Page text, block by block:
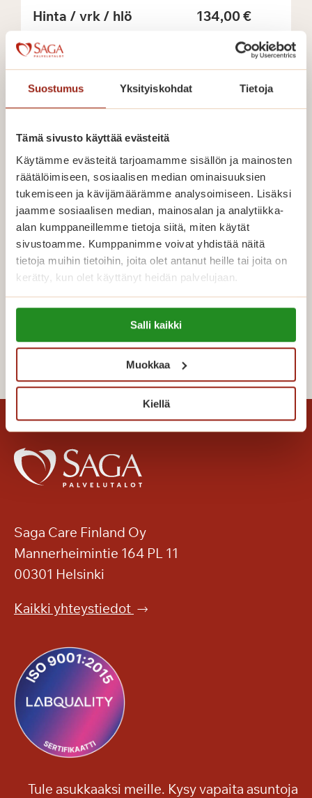
Suostumus Yksityiskohdat Tietoja
Tämä sivusto käyttää evästeitä
Käytämme evästeitä tarjoamamme sisällön ja mainosten
räätälöimiseen, sosiaalisen median ominaisuuksien
tukemiseen ja kävijämäärämme analysoimiseen. Lisäksi
jaamme sosiaalisen median, mainosalan ja analytiikka-
alan kumppaneillemme tietoja siitä, miten käytät
sivustoamme. Kumppanimme voivat yhdistää näitä
tietoja muihin tietoihin, joita olet antanut heille tai joita on
kerätty, kun olet käyttänyt heidän palvelujaan.
Lue lisää evästeistä:
https://sagacare.fi/evasteet/
Salli kaikki
Muokkaa
Kiellä
Hinta / vrk / hlö
134,00 €
185,00 €
Katso koti
Tilapäisasunnot ovat valmiiksi kalustettuja
Tilapäisasunnot ovat valmiiksi kalustettuja yksiöitä
ja kaksioita, joissa on esteetön kylpyhuone sekä
keittiö perustarvikkeineen.
Hintaan sisältyy päivittäinen lounas, säännöllinen
siivous ja liinavaatepalvelu, turvapuhelin ja -ranneke
sekä palvelupäivystys ympäri vuorokauden.
Asukkaat voivat osallistua talon monipuoliseen
harrastus- ja kulttuuritoimintaan sekä hyödyntää
joustavasti vaikkapa viikon tai useamman
kuukauden ajan omien tarpeiden mukaan.
Vuorokausihinta vaihtelee talokohtaisesti.
Varaa tilapäiskoti
Lue lisää
Saga Care Finland Oy
Mannerheimintie 164 PL 11
00301 Helsinki
Kaikki yhteystiedot
Tule asukkaaksi meille. Kysy vapaita asuntoja